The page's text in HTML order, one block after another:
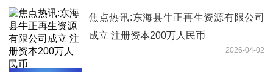
焦点热讯:东海县牛正再生资源有限公司
成立 注册资本200万人民币
2026-04-02